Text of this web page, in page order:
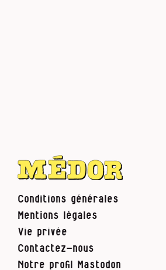
Conditions générales
Mentions légales
Vie privée
Contactez-nous
Notre profil Mastodon